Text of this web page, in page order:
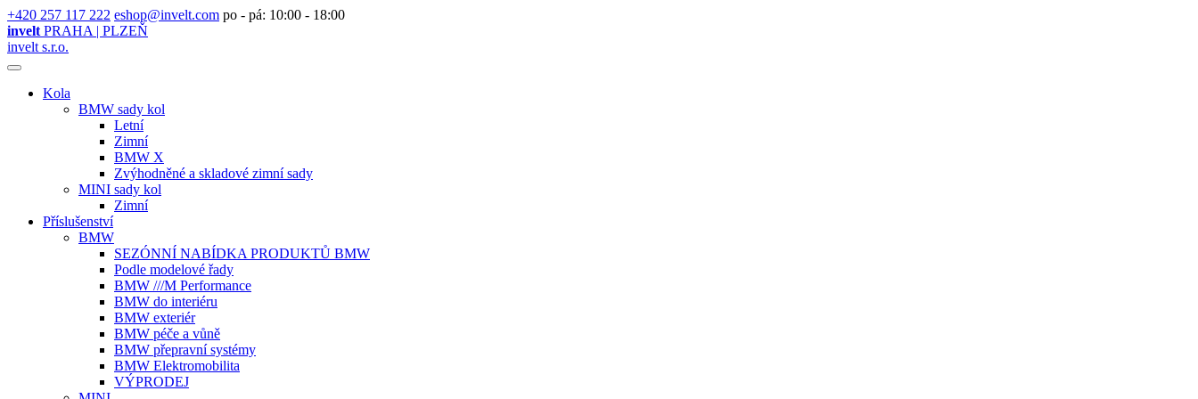
+420 257 117 222 eshop@invelt.com po - pá: 10:00 - 18:00
invelt PRAHA | PLZEŇ
invelt s.r.o.
Kola
BMW sady kol
Letní
Zimní
BMW X
Zvýhodněné a skladové zimní sady
MINI sady kol
Zimní
Příslušenství
BMW
SEZÓNNÍ NABÍDKA PRODUKTŮ BMW
Podle modelové řady
BMW ///M Performance
BMW do interiéru
BMW exteriér
BMW péče a vůně
BMW přepravní systémy
BMW Elektromobilita
VÝPRODEJ